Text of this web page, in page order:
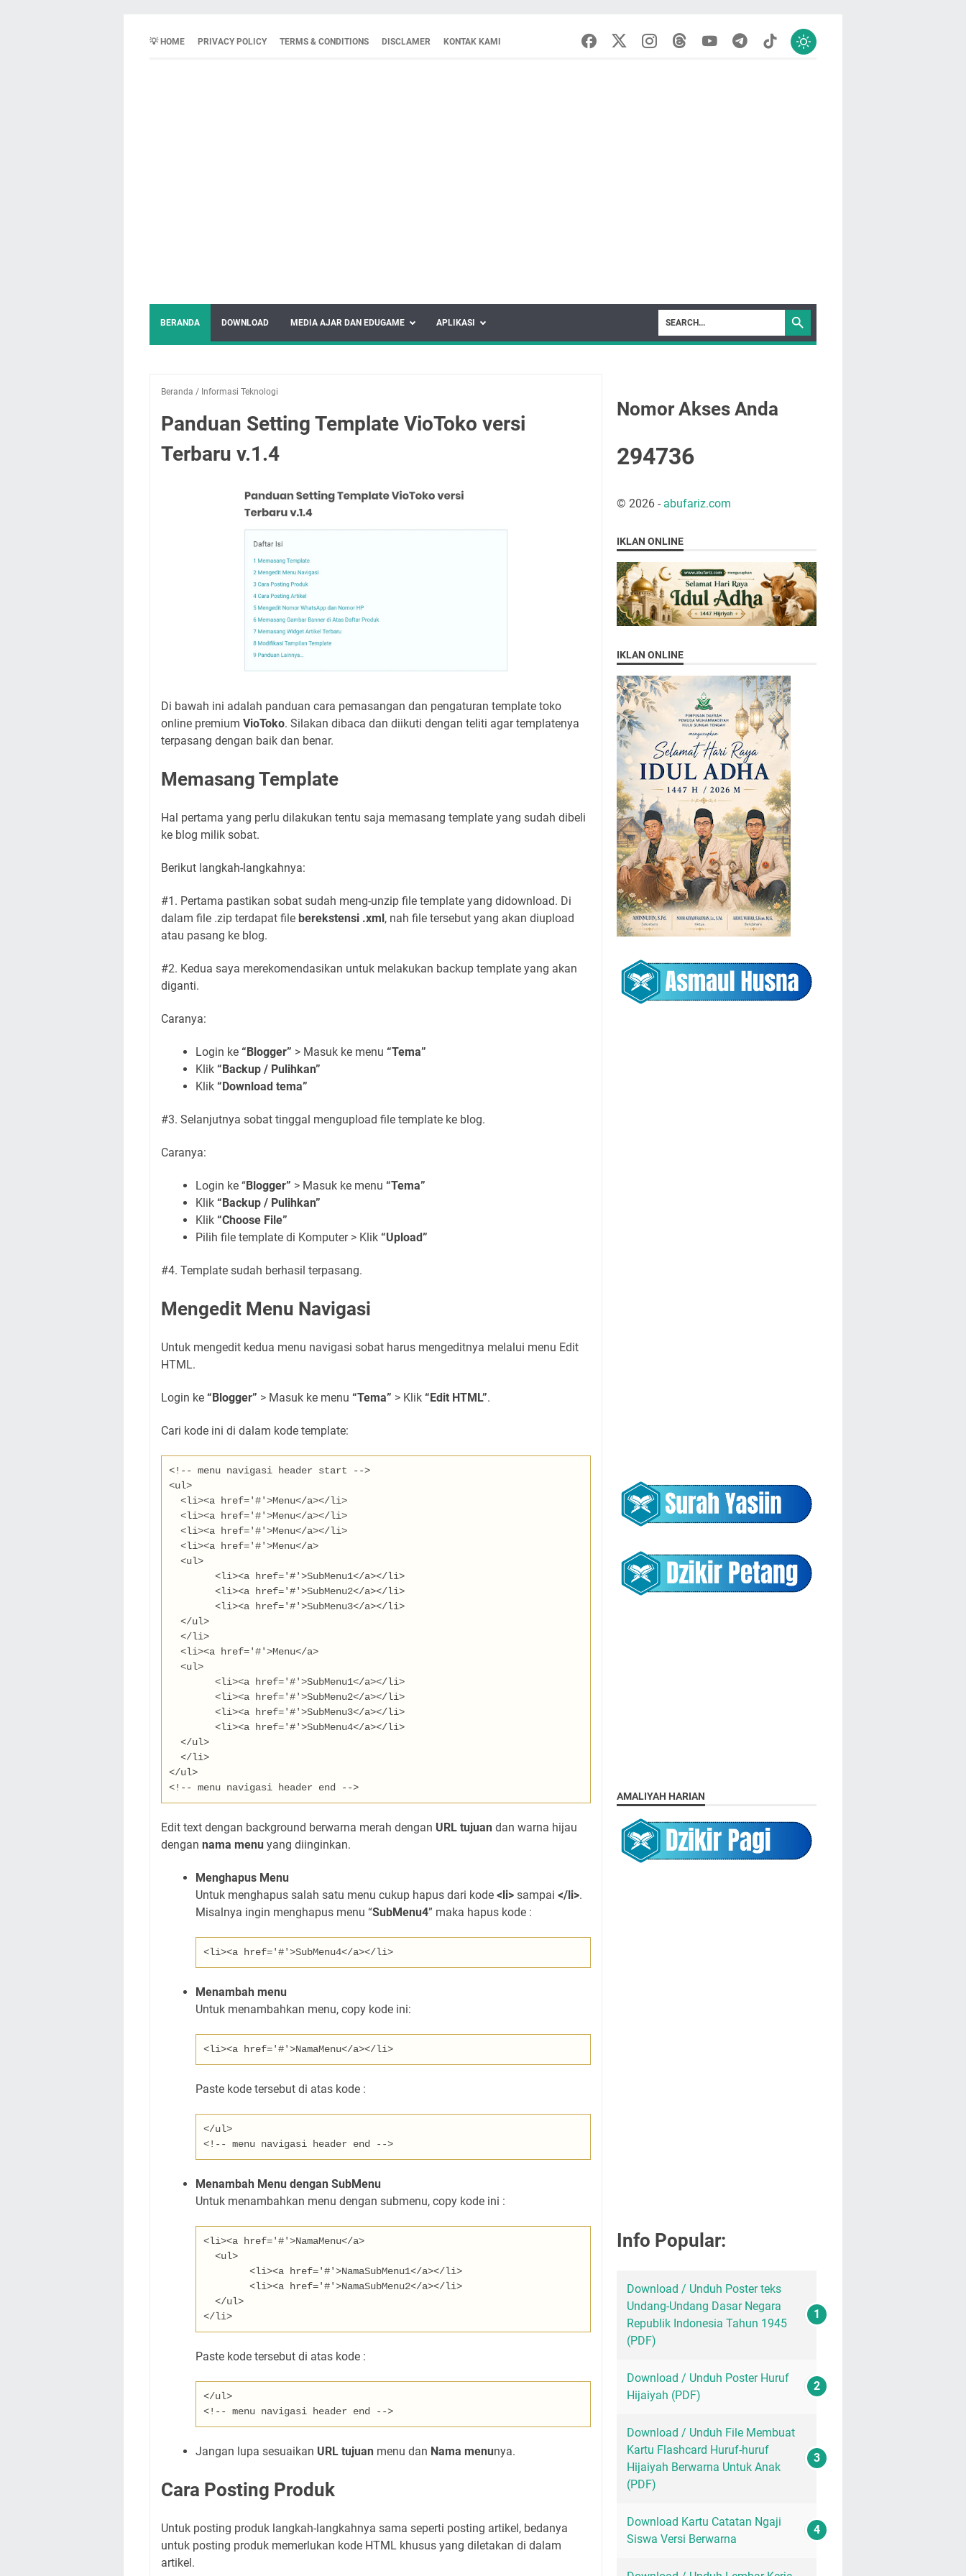
💡 HOME PRIVACY POLICY TERMS & CONDITIONS DISCLAMER KONTAK KAMI
BERANDA DOWNLOAD MEDIA AJAR DAN EDUGAME APLIKASI
Beranda / Informasi Teknologi
Panduan Setting Template VioToko versi
Terbaru v.1.4
Di bawah ini adalah panduan cara pemasangan dan pengaturan template toko
online premium VioToko. Silakan dibaca dan diikuti dengan teliti agar templatenya
terpasang dengan baik dan benar.
Memasang Template
Hal pertama yang perlu dilakukan tentu saja memasang template yang sudah dibeli
ke blog milik sobat.
Berikut langkah-langkahnya:
#1. Pertama pastikan sobat sudah meng-unzip file template yang didownload. Di
dalam file .zip terdapat file berekstensi .xml, nah file tersebut yang akan diupload
atau pasang ke blog.
#2. Kedua saya merekomendasikan untuk melakukan backup template yang akan
diganti.
Caranya:
Login ke “Blogger” > Masuk ke menu “Tema”
Klik “Backup / Pulihkan”
Klik “Download tema”
#3. Selanjutnya sobat tinggal mengupload file template ke blog.
Caranya:
Login ke “Blogger” > Masuk ke menu “Tema”
Klik “Backup / Pulihkan”
Klik “Choose File”
Pilih file template di Komputer > Klik “Upload”
#4. Template sudah berhasil terpasang.
Mengedit Menu Navigasi
Untuk mengedit kedua menu navigasi sobat harus mengeditnya melalui menu Edit
HTML.
Login ke “Blogger” > Masuk ke menu “Tema” > Klik “Edit HTML”.
Cari kode ini di dalam kode template:
<!-- menu navigasi header start -->
<ul>
  <li><a href='
#'>Menu</a></li>
  <li><a href='
#'>Menu</a></li>
  <li><a href='
#'>Menu</a></li>
  <li><a href='
#'>Menu</a>
  <ul>
	<li><a href='
#'>SubMenu1</a></li>
	<li><a href='
#'>SubMenu2</a></li>
	<li><a href='
#'>SubMenu3</a></li>
  </ul>
  </li>
  <li><a href='
#'>Menu</a>
  <ul>
	<li><a href='
#'>SubMenu1</a></li>
	<li><a href='
#'>SubMenu2</a></li>
	<li><a href='
#'>SubMenu3</a></li>
	<li><a href='
#'>SubMenu4</a></li>
  </ul>
  </li>
</ul>
<!-- menu navigasi header end -->
Edit text dengan background berwarna merah dengan URL tujuan dan warna hijau
dengan nama menu yang diinginkan.
Menghapus Menu
Untuk menghapus salah satu menu cukup hapus dari kode <li> sampai </li>.
Misalnya ingin menghapus menu “SubMenu4” maka hapus kode :
<li><a href='#'>SubMenu4</a></li>
Menambah menu
Untuk menambahkan menu, copy kode ini:
<li><a href='#'>NamaMenu</a></li>
Paste kode tersebut di atas kode :
</ul>
<!-- menu navigasi header end -->
Menambah Menu dengan SubMenu
Untuk menambahkan menu dengan submenu, copy kode ini :
<li><a href='#'>NamaMenu</a>
  <ul>
	<li><a href='
#'>NamaSubMenu1</a></li>
	<li><a href='
#'>NamaSubMenu2</a></li>
  </ul>
</li>
Paste kode tersebut di atas kode :
</ul>
<!-- menu navigasi header end -->
Jangan lupa sesuaikan URL tujuan menu dan Nama menunya.
Cara Posting Produk
Untuk posting produk langkah-langkahnya sama seperti posting artikel, bedanya
untuk posting produk memerlukan kode HTML khusus yang diletakan di dalam
artikel.
Nomor Akses Anda
294736
© 2026- abufariz.com
IKLAN ONLINE
IKLAN ONLINE
AMALIYAH HARIAN
Info Popular:
Download / Unduh Poster teks
Undang-Undang Dasar Negara
Republik Indonesia Tahun 1945
(PDF)
Download / Unduh Poster Huruf
Hijaiyah (PDF)
Download / Unduh File Membuat
Kartu Flashcard Huruf-huruf
Hijaiyah Berwarna Untuk Anak
(PDF)
Download Kartu Catatan Ngaji
Siswa Versi Berwarna